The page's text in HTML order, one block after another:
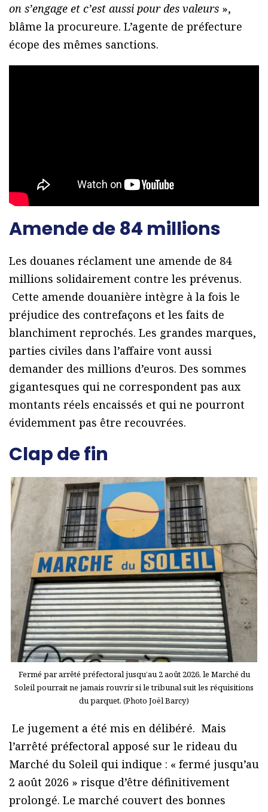
on s’engage et c’est aussi pour des valeurs »,
blâme la procureure. L’agente de préfecture
écope des mêmes sanctions.
Amende de 84 millions
Les douanes réclament une amende de 84
millions solidairement contre les prévenus.
Cette amende douanière intègre à la fois le
préjudice des contrefaçons et les faits de
blanchiment reprochés. Les grandes marques,
parties civiles dans l’affaire vont aussi
demander des millions d’euros. Des sommes
gigantesques qui ne correspondent pas aux
montants réels encaissés et qui ne pourront
évidemment pas être recouvrées.
Clap de fin
Fermé par arrêté préfectoral jusqu’au 2 août 2026, le Marché du
Soleil pourrait ne jamais rouvrir si le tribunal suit les réquisitions
du parquet. (Photo Joël Barcy)
Le jugement a été mis en délibéré. Mais
l’arrêté préfectoral apposé sur le rideau du
Marché du Soleil qui indique : « fermé jusqu’au
2 août 2026 » risque d’être définitivement
prolongé. Le marché couvert des bonnes